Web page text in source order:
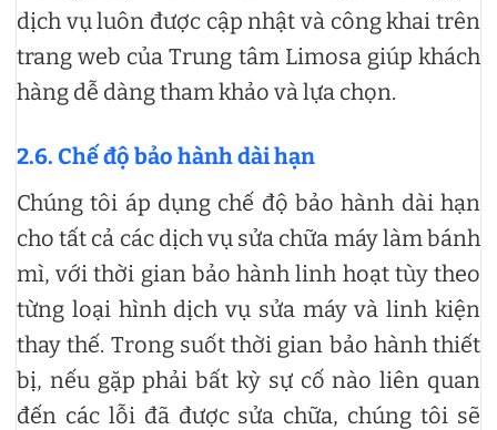
dịch vụ luôn được cập nhật và công khai trên
trang web của Trung tâm Limosa giúp khách
hàng dễ dàng tham khảo và lựa chọn.
2.6. Chế độ bảo hành dài hạn
Chúng tôi áp dụng chế độ bảo hành dài hạn
cho tất cả các dịch vụ sửa chữa máy làm bánh
mì, với thời gian bảo hành linh hoạt tùy theo
từng loại hình dịch vụ sửa máy và linh kiện
thay thế. Trong suốt thời gian bảo hành thiết
bị, nếu gặp phải bất kỳ sự cố nào liên quan
đến các lỗi đã được sửa chữa, chúng tôi sẽ